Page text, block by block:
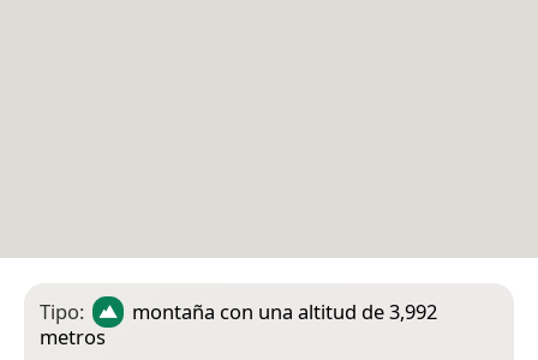
Tipo: montaña con una altitud de 3,992
metros